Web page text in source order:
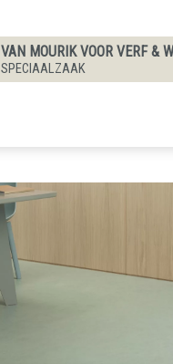
VAN MOURIK VOOR VERF &
SPECIAALZAAK